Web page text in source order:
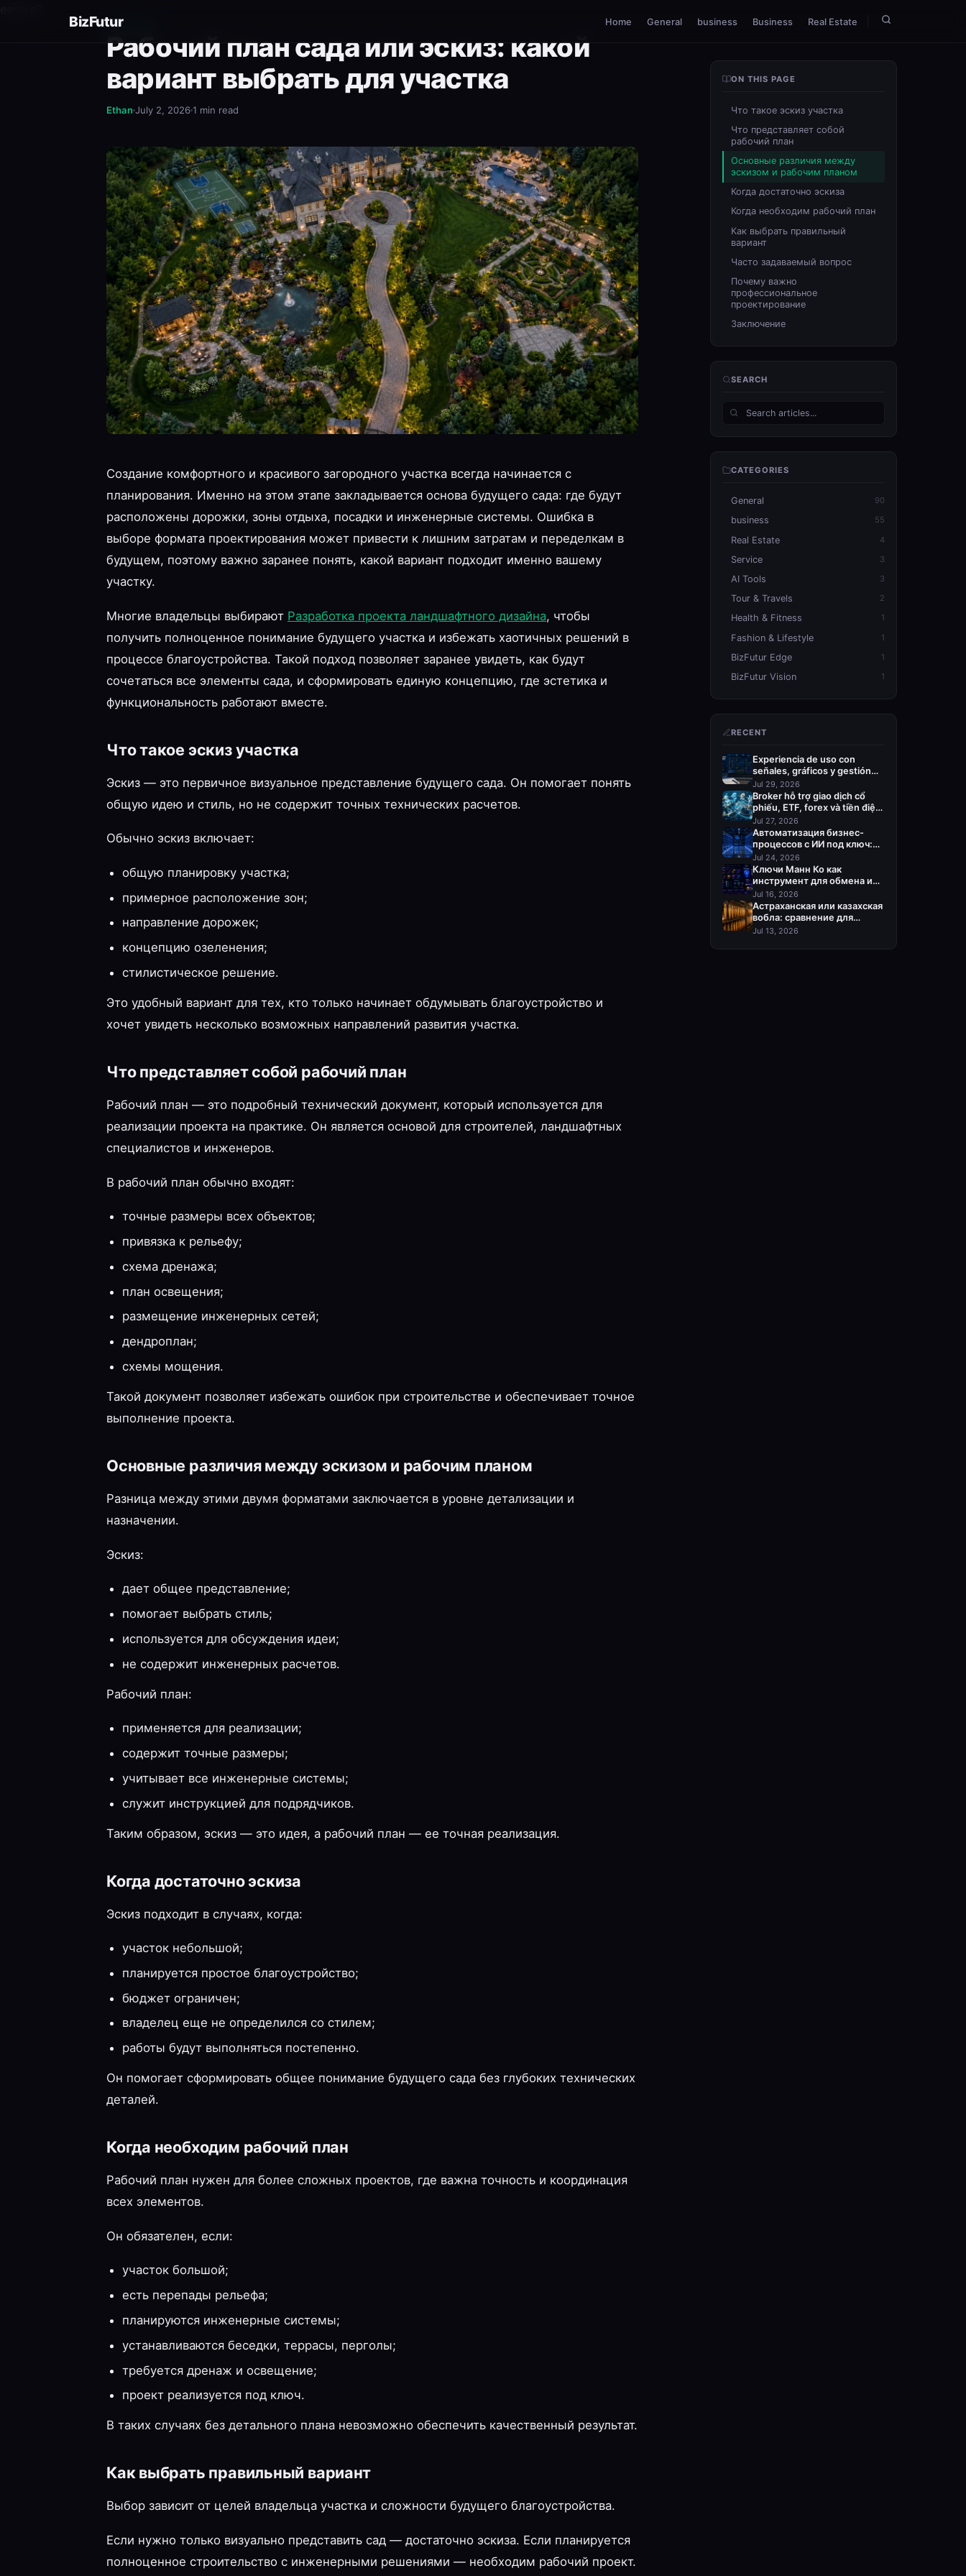
BizFutur Home General business Business Real Estate
BUSINESS
Рабочий план сада или эскиз: какой
вариант выбрать для участка
Ethan July 2, 20261 min read
Создание комфортного и красивого загородного участка всегда начинается с
планирования. Именно на этом этапе закладывается основа будущего сада: где будут
расположены дорожки, зоны отдыха, посадки и инженерные системы. Ошибка в
выборе формата проектирования может привести к лишним затратам и переделкам в
будущем, поэтому важно заранее понять, какой вариант подходит именно вашему
участку.
Многие владельцы выбирают Разработка проекта ландшафтного дизайна, чтобы
получить полноценное понимание будущего участка и избежать хаотичных решений в
процессе благоустройства. Такой подход позволяет заранее увидеть, как будут
сочетаться все элементы сада, и сформировать единую концепцию, где эстетика и
функциональность работают вместе.
Что такое эскиз участка
Эскиз — это первичное визуальное представление будущего сада. Он помогает понять
общую идею и стиль, но не содержит точных технических расчетов.
Обычно эскиз включает:
общую планировку участка;
примерное расположение зон;
направление дорожек;
концепцию озеленения;
стилистическое решение.
Это удобный вариант для тех, кто только начинает обдумывать благоустройство и
хочет увидеть несколько возможных направлений развития участка.
Что представляет собой рабочий план
Рабочий план — это подробный технический документ, который используется для
реализации проекта на практике. Он является основой для строителей, ландшафтных
специалистов и инженеров.
В рабочий план обычно входят:
точные размеры всех объектов;
привязка к рельефу;
схема дренажа;
план освещения;
размещение инженерных сетей;
дендроплан;
схемы мощения.
Такой документ позволяет избежать ошибок при строительстве и обеспечивает точное
выполнение проекта.
Основные различия между эскизом и рабочим планом
Разница между этими двумя форматами заключается в уровне детализации и
назначении.
Эскиз:
дает общее представление;
помогает выбрать стиль;
используется для обсуждения идеи;
не содержит инженерных расчетов.
Рабочий план:
применяется для реализации;
содержит точные размеры;
учитывает все инженерные системы;
служит инструкцией для подрядчиков.
Таким образом, эскиз — это идея, а рабочий план — ее точная реализация.
Когда достаточно эскиза
Эскиз подходит в случаях, когда:
участок небольшой;
планируется простое благоустройство;
бюджет ограничен;
владелец еще не определился со стилем;
работы будут выполняться постепенно.
Он помогает сформировать общее понимание будущего сада без глубоких технических
деталей.
Когда необходим рабочий план
Рабочий план нужен для более сложных проектов, где важна точность и координация
всех элементов.
Он обязателен, если:
участок большой;
есть перепады рельефа;
планируются инженерные системы;
устанавливаются беседки, террасы, перголы;
требуется дренаж и освещение;
проект реализуется под ключ.
В таких случаях без детального плана невозможно обеспечить качественный результат.
Как выбрать правильный вариант
Выбор зависит от целей владельца участка и сложности будущего благоустройства.
Если нужно только визуально представить сад — достаточно эскиза. Если планируется
полноценное строительство с инженерными решениями — необходим рабочий проект.
ON THIS PAGE
Что такое эскиз участка
Что представляет собой
рабочий план
Основные различия между
эскизом и рабочим планом
Когда достаточно эскиза
Когда необходим рабочий план
Как выбрать правильный
вариант
Часто задаваемый вопрос
Почему важно
профессиональное
проектирование
Заключение
SEARCH
CATEGORIES
General 90
business 55
Real Estate 4
Service 3
AI Tools 3
Tour & Travels 2
Health & Fitness 1
Fashion & Lifestyle 1
BizFutur Edge 1
BizFutur Vision 1
RECENT
Experiencia de uso con
señales, gráficos y gestión
del riesgo
Jul 29, 2026
Broker hỗ trợ giao dịch cổ
phiếu, ETF, forex và tiền điện
tử
Jul 27, 2026
Автоматизация бизнес-
процессов с ИИ под ключ:
кого выбрать
Jul 24, 2026
Ключи Манн Ко как
инструмент для обмена и
пополнения Steam
Jul 16, 2026
Астраханская или казахская
вобла: сравнение для
оптовой закупки
Jul 13, 2026